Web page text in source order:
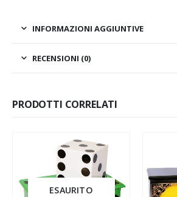
INFORMAZIONI AGGIUNTIVE
RECENSIONI (0)
PRODOTTI CORRELATI
ESAURITO